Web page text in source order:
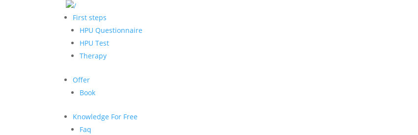
First steps
HPU Questionnaire
HPU Test
Therapy
Offer
Book
Knowledge For Free
Faq